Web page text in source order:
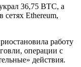
36,75 BTC, а
Ethereum,
работу
операции с
действия.